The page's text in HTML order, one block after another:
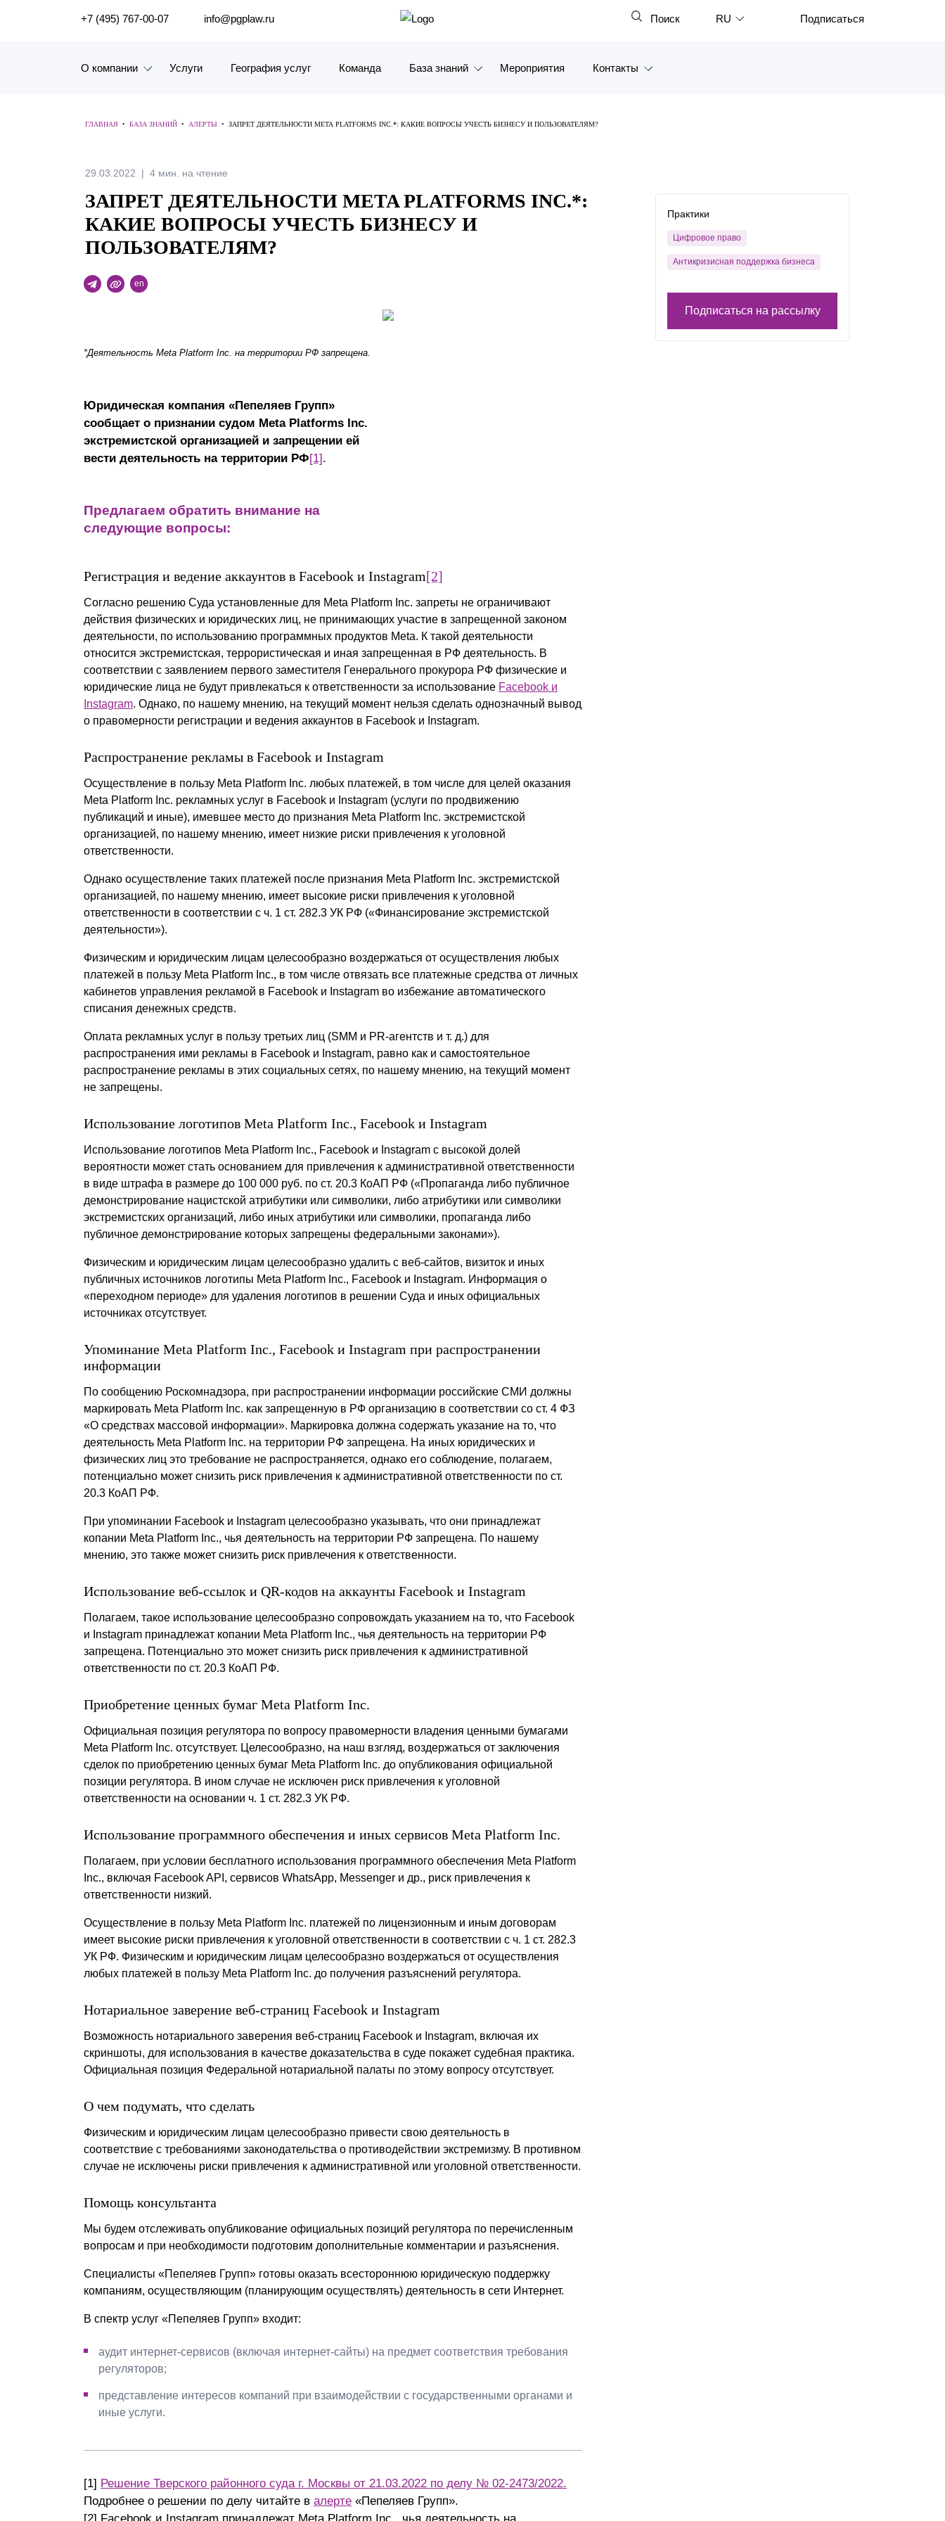
ПОИСК ПО САЙТУ Закрыть
+7 (495) 767-00-07 info@pgplaw.ru Поиск RU
日本語
Português
Türkçe
Подписаться
О компании
Наш опыт
Рейтинги, Награды, Цифры
Социальная
ответственность
Услуги География услуг Команда База знаний
Видео
Мероприятия Контакты
ГЛАВНАЯ • БАЗА ЗНАНИЙ • АЛЕРТЫ • ЗАПРЕТ ДЕЯТЕЛЬНОСТИ META PLATFORMS INC.*: КАКИЕ ВОПРОСЫ УЧЕСТЬ БИЗНЕСУ И ПОЛЬЗОВАТЕЛЯМ?
29.03.2022 4 мин. на чтение
ЗАПРЕТ ДЕЯТЕЛЬНОСТИ META PLATFORMS INC.*:
КАКИЕ ВОПРОСЫ УЧЕСТЬ БИЗНЕСУ И
ПОЛЬЗОВАТЕЛЯМ?
en
*Деятельность Meta Platform Inc. на территории РФ запрещена.
Юридическая компания «Пепеляев Групп»
сообщает о признании судом Meta Platforms Inc.
экстремистской организацией и запрещении ей
вести деятельность на территории РФ[1].
Предлагаем обратить внимание на
следующие вопросы:
Регистрация и ведение аккаунтов в Facebook и Instagram[2]
Согласно решению Суда установленные для Meta Platform Inc. запреты не ограничивают
действия физических и юридических лиц, не принимающих участие в запрещенной законом
деятельности, по использованию программных продуктов Meta. К такой деятельности
относится экстремистская, террористическая и иная запрещенная в РФ деятельность. В
соответствии с заявлением первого заместителя Генерального прокурора РФ физические и
юридические лица не будут привлекаться к ответственности за использование Facebook и
Instagram. Однако, по нашему мнению, на текущий момент нельзя сделать однозначный вывод
о правомерности регистрации и ведения аккаунтов в Facebook и Instagram.
Распространение рекламы в Facebook и Instagram
Осуществление в пользу Meta Platform Inc. любых платежей, в том числе для целей оказания
Meta Platform Inc. рекламных услуг в Facebook и Instagram (услуги по продвижению
публикаций и иные), имевшее место до признания Meta Platform Inc. экстремистской
организацией, по нашему мнению, имеет низкие риски привлечения к уголовной
ответственности.
Однако осуществление таких платежей после признания Meta Platform Inc. экстремистской
организацией, по нашему мнению, имеет высокие риски привлечения к уголовной
ответственности в соответствии с ч. 1 ст. 282.3 УК РФ («Финансирование экстремистской
деятельности»).
Физическим и юридическим лицам целесообразно воздержаться от осуществления любых
платежей в пользу Meta Platform Inc., в том числе отвязать все платежные средства от личных
кабинетов управления рекламой в Facebook и Instagram во избежание автоматического
списания денежных средств.
Оплата рекламных услуг в пользу третьих лиц (SMM и PR-агентств и т. д.) для
распространения ими рекламы в Facebook и Instagram, равно как и самостоятельное
распространение рекламы в этих социальных сетях, по нашему мнению, на текущий момент
не запрещены.
Использование логотипов Meta Platform Inc., Facebook и Instagram
Использование логотипов Meta Platform Inc., Facebook и Instagram с высокой долей
вероятности может стать основанием для привлечения к административной ответственности
в виде штрафа в размере до 100 000 руб. по ст. 20.3 КоАП РФ («Пропаганда либо публичное
демонстрирование нацистской атрибутики или символики, либо атрибутики или символики
экстремистских организаций, либо иных атрибутики или символики, пропаганда либо
публичное демонстрирование которых запрещены федеральными законами»).
Физическим и юридическим лицам целесообразно удалить с веб-сайтов, визиток и иных
публичных источников логотипы Meta Platform Inc., Facebook и Instagram. Информация о
«переходном периоде» для удаления логотипов в решении Суда и иных официальных
источниках отсутствует.
Упоминание Meta Platform Inc., Facebook и Instagram при распространении
информации
По сообщению Роскомнадзора, при распространении информации российские СМИ должны
маркировать Meta Platform Inc. как запрещенную в РФ организацию в соответствии со ст. 4 ФЗ
«О средствах массовой информации». Маркировка должна содержать указание на то, что
деятельность Meta Platform Inc. на территории РФ запрещена. На иных юридических и
физических лиц это требование не распространяется, однако его соблюдение, полагаем,
потенциально может снизить риск привлечения к административной ответственности по ст.
20.3 КоАП РФ.
При упоминании Facebook и Instagram целесообразно указывать, что они принадлежат
копании Meta Platform Inc., чья деятельность на территории РФ запрещена. По нашему
мнению, это также может снизить риск привлечения к ответственности.
Использование веб-ссылок и QR-кодов на аккаунты Facebook и Instagram
Полагаем, такое использование целесообразно сопровождать указанием на то, что Facebook
и Instagram принадлежат копании Meta Platform Inc., чья деятельность на территории РФ
запрещена. Потенциально это может снизить риск привлечения к административной
ответственности по ст. 20.3 КоАП РФ.
Приобретение ценных бумаг Meta Platform Inc.
Официальная позиция регулятора по вопросу правомерности владения ценными бумагами
Meta Platform Inc. отсутствует. Целесообразно, на наш взгляд, воздержаться от заключения
сделок по приобретению ценных бумаг Meta Platform Inc. до опубликования официальной
позиции регулятора. В ином случае не исключен риск привлечения к уголовной
ответственности на основании ч. 1 ст. 282.3 УК РФ.
Использование программного обеспечения и иных сервисов Meta Platform Inc.
Полагаем, при условии бесплатного использования программного обеспечения Meta Platform
Inc., включая Facebook API, сервисов WhatsApp, Messenger и др., риск привлечения к
ответственности низкий.
Осуществление в пользу Meta Platform Inc. платежей по лицензионным и иным договорам
имеет высокие риски привлечения к уголовной ответственности в соответствии с ч. 1 ст. 282.3
УК РФ. Физическим и юридическим лицам целесообразно воздержаться от осуществления
любых платежей в пользу Meta Platform Inc. до получения разъяснений регулятора.
Нотариальное заверение веб-страниц Facebook и Instagram
Возможность нотариального заверения веб-страниц Facebook и Instagram, включая их
скриншоты, для использования в качестве доказательства в суде покажет судебная практика.
Официальная позиция Федеральной нотариальной палаты по этому вопросу отсутствует.
О чем подумать, что сделать
Физическим и юридическим лицам целесообразно привести свою деятельность в
соответствие с требованиями законодательства о противодействии экстремизму. В противном
случае не исключены риски привлечения к административной или уголовной ответственности.
Помощь консультанта
Мы будем отслеживать опубликование официальных позиций регулятора по перечисленным
вопросам и при необходимости подготовим дополнительные комментарии и разъяснения.
Специалисты «Пепеляев Групп» готовы оказать всестороннюю юридическую поддержку
компаниям, осуществляющим (планирующим осуществлять) деятельность в сети Интернет.
В спектр услуг «Пепеляев Групп» входит:
аудит интернет-сервисов (включая интернет-сайты) на предмет соответствия требования
регуляторов;
представление интересов компаний при взаимодействии с государственными органами и
иные услуги.
[1] Решение Тверского районного суда г. Москвы от 21.03.2022 по делу № 02-2473/2022.
Подробнее о решении по делу читайте в алерте «Пепеляев Групп».
Практики
Цифровое право
Антикризисная поддержка бизнеса
Подписаться на рассылку